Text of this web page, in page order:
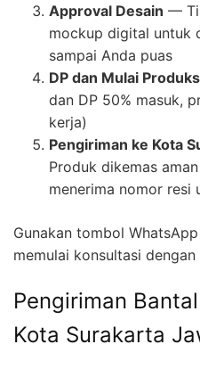
Approval Desain —
mockup digital untuk
sampai Anda puas
DP dan Mulai
dan DP 50% masuk,
kerja)
Pengiriman ke Kota
Produk dikemas
menerima nomor resi
Gunakan tombol
memulai konsultasi
Pengiriman
Kota Surakarta